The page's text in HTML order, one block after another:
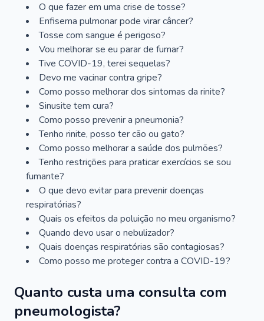
O que fazer em uma crise de tosse?
Enfisema pulmonar pode virar câncer?
Tosse com sangue é perigoso?
Vou melhorar se eu parar de fumar?
Tive COVID-19, terei sequelas?
Devo me vacinar contra gripe?
Como posso melhorar dos sintomas da rinite?
Sinusite tem cura?
Como posso prevenir a pneumonia?
Tenho rinite, posso ter cão ou gato?
Como posso melhorar a saúde dos pulmões?
Tenho restrições para praticar exercícios se sou
fumante?
O que devo evitar para prevenir doenças
respiratórias?
Quais os efeitos da poluição no meu organismo?
Quando devo usar o nebulizador?
Quais doenças respiratórias são contagiosas?
Como posso me proteger contra a COVID-19?
Quanto custa uma consulta com
pneumologista?